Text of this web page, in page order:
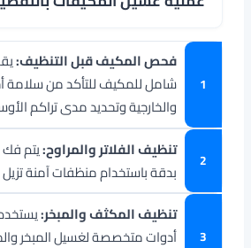
فحص المكيف قبل التنظيف:
شامل للمكيف للتأكد من سلامة
والخارجية وتحديد مدى تراكم
تنظيف الفلاتر والمراوح:يتم فك
بدقة باستخدام منظفات آمنة تزيل
تنظيف المكثف والمبخر:
أدوات متخصصة لغسيل المبخر